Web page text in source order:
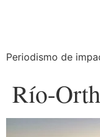
Periodismo de
Río-